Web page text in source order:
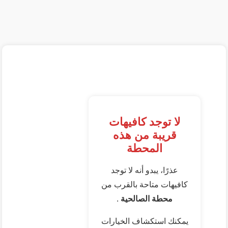
لا توجد كافيهات
قريبة من هذه
المحطة
عذرًا، يبدو أنه لا توجد
كافيهات متاحة بالقرب من
محطة الصالحية .
يمكنك استكشاف الخيارات